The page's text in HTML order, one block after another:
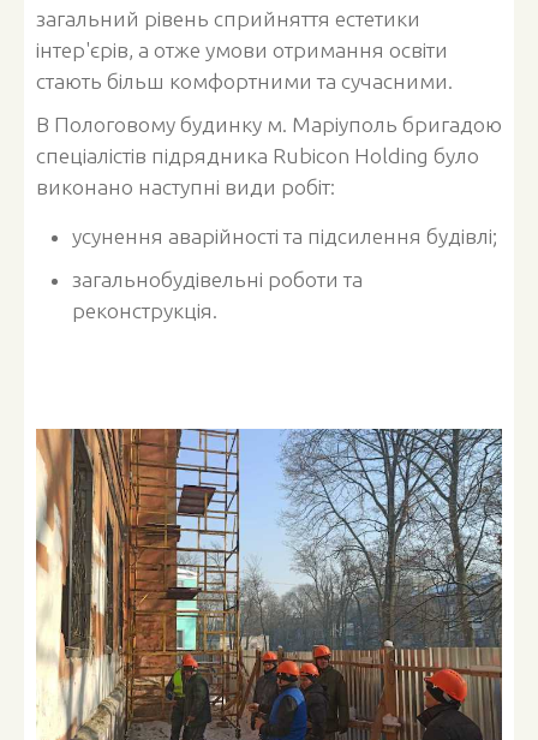
загальний рівень сприйняття естетики
інтер'єрів, а отже умови отримання освіти
стають більш комфортними та сучасними.
В Пологовому будинку м. Маріуполь бригадою
спеціалістів підрядника Rubicon Holding було
виконано наступні види робіт:
усунення аварійності та підсилення будівлі;
загальнобудівельні роботи та
реконструкція.